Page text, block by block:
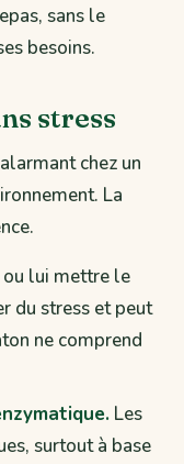
sans le
besoins.
stress
chez un
La
ou lui mettre le
du stress et peut
ne comprend
Les
surtout à base